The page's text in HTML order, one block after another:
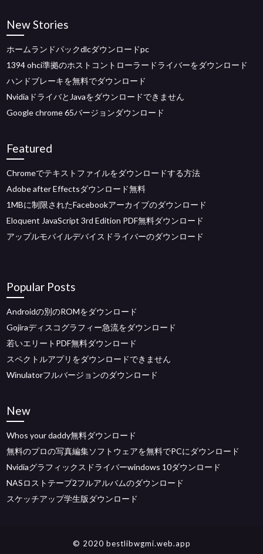
New Stories
ホームランドパックdlcダウンロードpc
1394 ohci準拠のホストコントローラードライバーをダウンロード
ハンドブレーキを無料でダウンロード
NvidiaドライバとJavaをダウンロードできません
Google chrome 65バージョンダウンロード
Featured
Chromeでテキストファイルをダウンロードする方法
Adobe after Effectsダウンロード無料
1MBに制限されたFacebookアーカイブのダウンロード
Eloquent JavaScript 3rd Edition PDF無料ダウンロード
アップルモバイルデバイスドライバーのダウンロード
Popular Posts
Androidの別のROMをダウンロード
Gojiraディスコグラフィー急流をダウンロード
若いエリートPDF無料ダウンロード
スペクトルアプリをダウンロードできません
Winulatorフルバージョンのダウンロード
New
Whos your daddy無料ダウンロード
無料のプロの写真編集ソフトウェアを無料でPCにダウンロード
Nvidiaグラフィックスドライバーwindows 10ダウンロード
NASロストテープ2フルアルバムのダウンロード
スケッチアップ学生版ダウンロード
© 2020 bestlibwgmi.web.app